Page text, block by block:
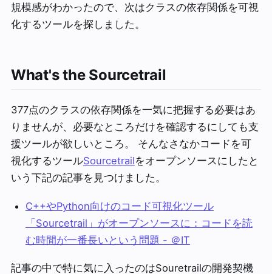
規模感がわかったので、次はクラスの依存関係を可視
化するツールを探しました。
What's the Sourcetrail
377点のクラスの依存関係を一気に把握する必要はあ
りませんが、必要なところだけを確認するにしても支
援ツールが欲しいところ。 そんなさなかコードを可
視化するツールSourcetrailをオープンソースにしたと
いう下記の記事を見つけました。
C++やPython向けのコード可視化ツール
「Sourcetrail」がオープンソースに：コードを読
む時間が一番長いという問題 - ＠IT
記事の中で特に気に入ったのはSouretrailの開発契機